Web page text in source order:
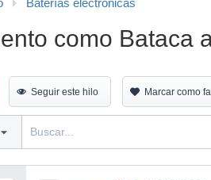
Baterías electrónicas
como Bataca
Seguir este hilo Marcar como